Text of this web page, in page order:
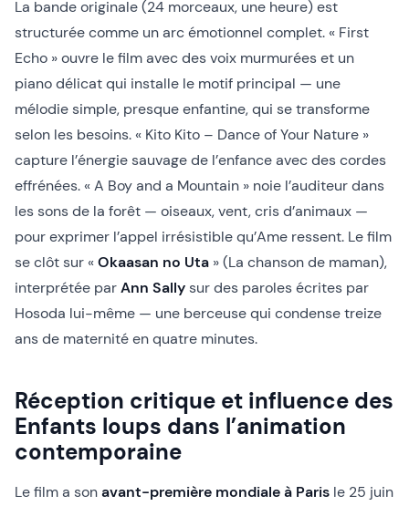
La bande originale (24 morceaux, une heure) est
structurée comme un arc émotionnel complet. « First
Echo » ouvre le film avec des voix murmurées et un
piano délicat qui installe le motif principal — une
mélodie simple, presque enfantine, qui se transforme
selon les besoins. « Kito Kito – Dance of Your Nature »
capture l’énergie sauvage de l’enfance avec des cordes
effrénées. « A Boy and a Mountain » noie l’auditeur dans
les sons de la forêt — oiseaux, vent, cris d’animaux —
pour exprimer l’appel irrésistible qu’Ame ressent. Le film
se clôt sur «Okaasan no Uta » (La chanson de maman),
interprétée parAnn Sallysur des paroles écrites par
Hosoda lui-même — une berceuse qui condense treize
ans de maternité en quatre minutes.
Réception critique et influence des
Enfants loups dans l’animation
contemporaine
Le film a sonavant-première mondiale à Paris le 25 juin